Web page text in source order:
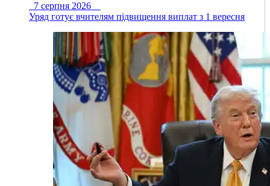
7 серпня 2026
Уряд готує вчителям підвищення виплат з 1 вересня